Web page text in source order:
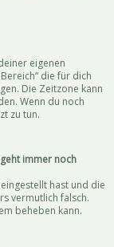
eigenen
die für dich
Die Zeitzone kann
Wenn du noch
zu tun.
immer noch
hast und die
vermutlich falsch.
beheben kann.